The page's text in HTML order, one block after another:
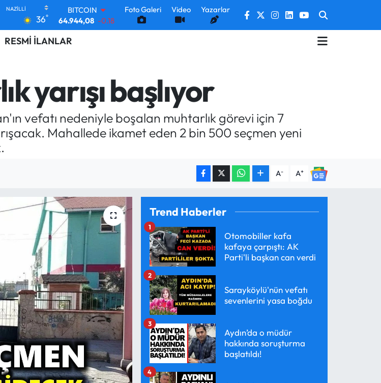
36°
DOLAR
47,7436
0.18
55,2510
6660.55 0.03
BİST100
13.779 -14
Foto Galeri Video Yazarlar
RESMİ İLANLAR
yarışı başlıyor
vefatı nedeniyle boşalan muhtarlık görevi için 7
Mahallede ikamet eden 2 bin 500 seçmen yeni
A- A+
Trend Haberler
Otomobiller kafa
kafaya çarpıştı: AK
Parti'li başkan can verdi
1
Sarayköylü'nün vefatı
sevenlerini yasa boğdu
2
Aydın’da o müdür
hakkında soruşturma
başlatıldı!
3
4